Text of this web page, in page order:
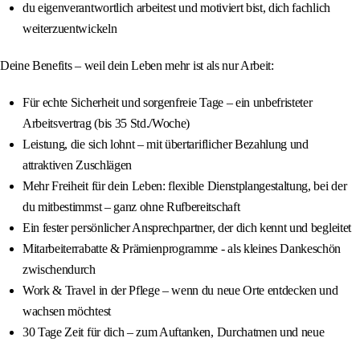
du eigenverantwortlich arbeitest und motiviert bist, dich fachlich
weiterzuentwickeln
Deine Benefits – weil dein Leben mehr ist als nur Arbeit:
Für echte Sicherheit und sorgenfreie Tage – ein unbefristeter
Arbeitsvertrag (bis 35 Std./Woche)
Leistung, die sich lohnt – mit übertariflicher Bezahlung und
attraktiven Zuschlägen
Mehr Freiheit für dein Leben: flexible Dienstplangestaltung, bei der
du mitbestimmst – ganz ohne Rufbereitschaft
Ein fester persönlicher Ansprechpartner, der dich kennt und begleitet
Mitarbeiterrabatte & Prämienprogramme - als kleines Dankeschön
zwischendurch
Work & Travel in der Pflege – wenn du neue Orte entdecken und
wachsen möchtest
30 Tage Zeit für dich – zum Auftanken, Durchatmen und neue